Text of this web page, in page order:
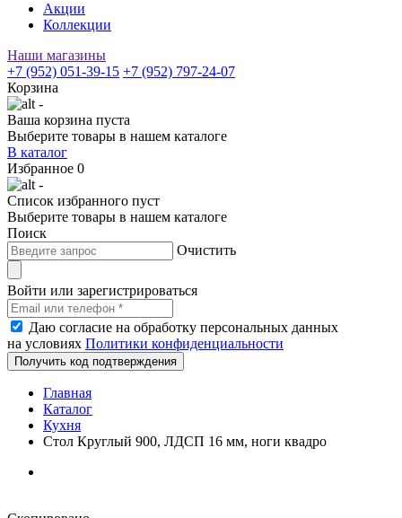
Акции
Коллекции
Наши магазины
+7 (952) 051-39-15 +7 (952) 797-24-07
Корзина
-
Ваша корзина пуста
Выберите товары в нашем каталоге
В каталог
Избранное 0
-
Список избранного пуст
Выберите товары в нашем каталоге
Поиск
Очистить
Войти или зарегистрироваться
Даю согласие на обработку персональных данных
на условиях Политики конфиденциальности
Получить код подтверждения
Главная
Каталог
Кухня
Стол Круглый 900, ЛДСП 16 мм, ноги квадро